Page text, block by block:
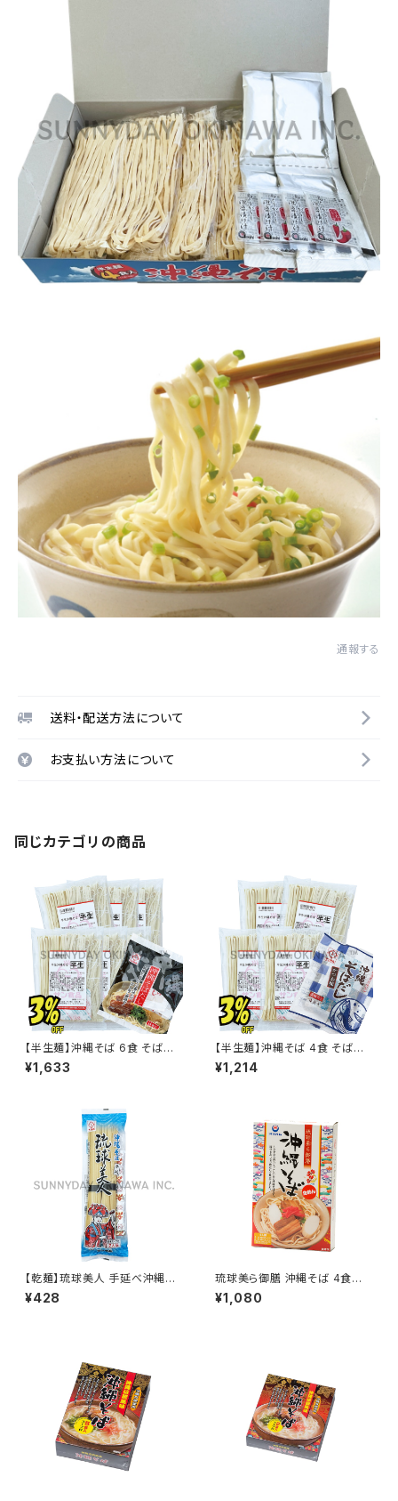
通報する
送料・配送方法について
お支払い方法について
同じカテゴリの商品
【半生麺】沖縄そば 6食 そばだ
し付き サン食品
¥1,633
【半生麺】沖縄そば 4食 そばだ
し付き サン食品
¥1,214
【乾麺】琉球美人 手延べ沖縄そ
ば そばだし付き サン食品
¥428
琉球美ら御膳 沖縄そば 4食入
生めん オキハム
¥1,080